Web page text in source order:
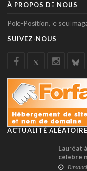
À PROPOS DE NOUS
Pole-Position, le seul
SUIVEZ-NOUS
ACTUALITÉ ALÉATOIRE
Lauréat
célèbre
NASCAR